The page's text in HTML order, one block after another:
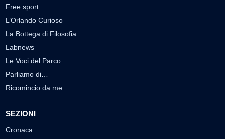
Free sport
L’Orlando Curioso
La Bottega di Filosofia
Labnews
Le Voci del Parco
Parliamo di…
Ricomincio da me
SEZIONI
Cronaca